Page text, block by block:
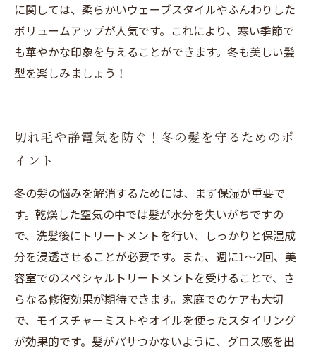
に関しては、柔らかいウェーブスタイルやふんわりした
ボリュームアップが人気です。これにより、寒い季節で
も華やかな印象を与えることができます。冬も美しい髪
型を楽しみましょう！
切れ毛や静電気を防ぐ！冬の髪を守るためのポ
イント
冬の髪の悩みを解消するためには、まず保湿が重要で
す。乾燥した空気の中では髪が水分を失いがちですの
で、洗髪後にトリートメントを行い、しっかりと保湿成
分を浸透させることが必要です。また、週に1〜2回、美
容室でのスペシャルトリートメントを受けることで、さ
らなる修復効果が期待できます。家庭でのケアも大切
で、モイスチャーミストやオイルを使ったスタイリング
が効果的です。髪がパサつかないように、グロス感を出